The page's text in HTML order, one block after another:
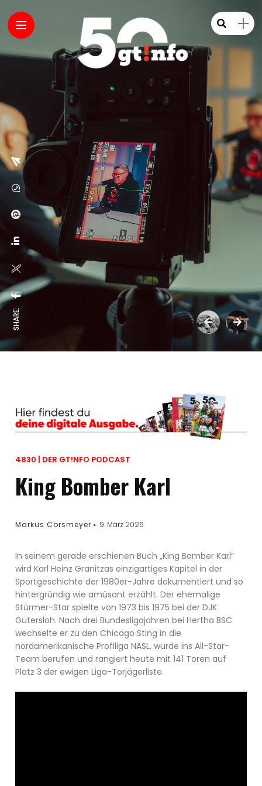
SHARE:
4830 | DER GT!NFO PODCAST
King Bomber Karl
Markus Corsmeyer 9. März 2026
In seinem gerade erschienen Buch „King Bomber Karl“
wird Karl Heinz Granitzas einzigartiges Kapitel in der
Sportgeschichte der 1980er-Jahre dokumentiert und so
hintergründig wie amüsant erzählt. Der ehemalige
Stürmer-Star spielte von 1973 bis 1975 bei der DJK
Gütersloh. Nach drei Bundesligajahren bei Hertha BSC
wechselte er zu den Chicago Sting in die
nordamerikanische Profiliga NASL, wurde ins All-Star-
Team berufen und rangiert heute mit 141 Toren auf
Platz 3 der ewigen Liga-Torjägerliste.